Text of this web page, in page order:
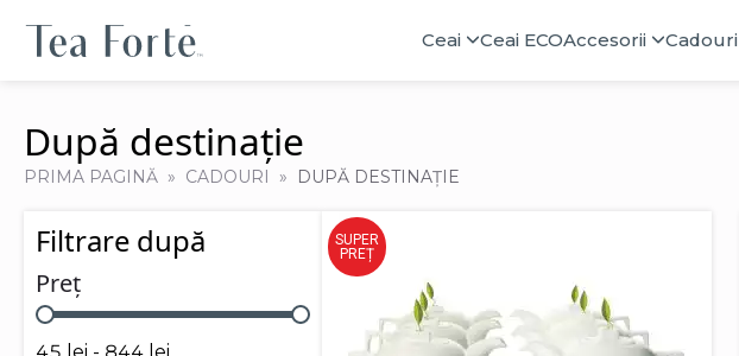
Ceai Ceai ECOAccesorii Cadouri
După destinație
PRIMA PAGINĂ CADOURI DUPĂ DESTINAȚIE
Filtrare după
Preț
Preț
SUPER
PREȚ